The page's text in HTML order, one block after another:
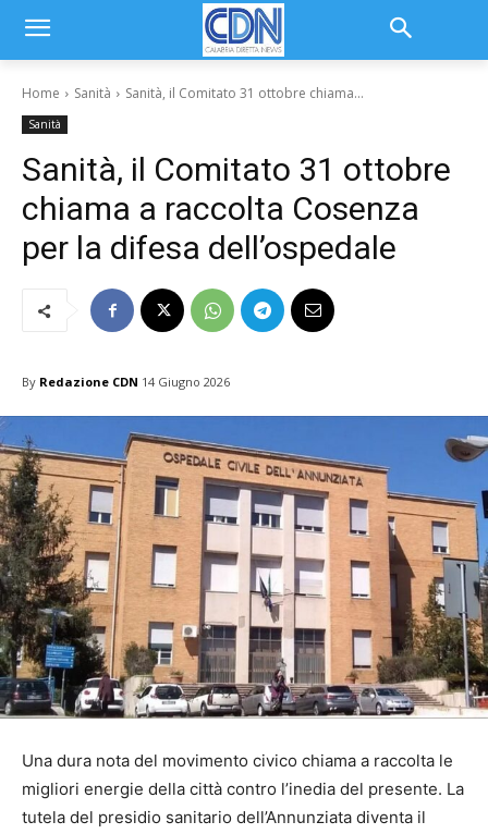
Home Sanità Sanità, il Comitato 31 ottobre chiama...
Sanità
Sanità, il Comitato 31 ottobre
chiama a raccolta Cosenza
per la difesa dell’ospedale
By Redazione CDN 14 Giugno 2026
Una dura nota del movimento civico chiama a raccolta le
migliori energie della città contro l’inedia del presente. La
tutela del presidio sanitario dell’Annunziata diventa il